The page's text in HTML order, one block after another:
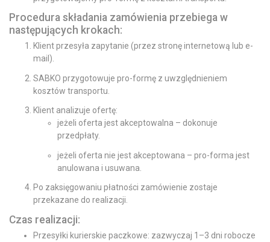
Procedura składania zamówienia przebiega w
następujących krokach:
Klient przesyła zapytanie (przez stronę internetową lub e-
mail).
SABKO przygotowuje pro-formę z uwzględnieniem
kosztów transportu.
Klient analizuje ofertę:
jeżeli oferta jest akceptowalna – dokonuje
przedpłaty.
jeżeli oferta nie jest akceptowana – pro-forma jest
anulowana i usuwana.
Po zaksięgowaniu płatności zamówienie zostaje
przekazane do realizacji.
Czas realizacji:
Przesyłki kurierskie paczkowe: zazwyczaj 1–3 dni robocze